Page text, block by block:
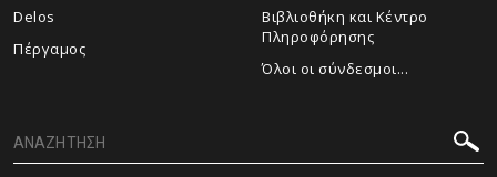
Delos
Πέργαμος
Βιβλιοθήκη και Κέντρο
Πληροφόρησης
Όλοι οι σύνδεσμοι...